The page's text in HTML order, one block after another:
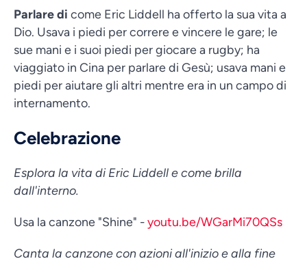
Parlare di come Eric Liddell ha offerto la sua vita a
Dio. Usava i piedi per correre e vincere le gare; le
sue mani e i suoi piedi per giocare a rugby; ha
viaggiato in Cina per parlare di Gesù; usava mani e
piedi per aiutare gli altri mentre era in un campo di
internamento.
Celebrazione
Esplora la vita di Eric Liddell e come brilla
dall'interno.
Usa la canzone "Shine" -youtu.be/WGarMi70QSs
Canta la canzone con azioni all'inizio e alla fine